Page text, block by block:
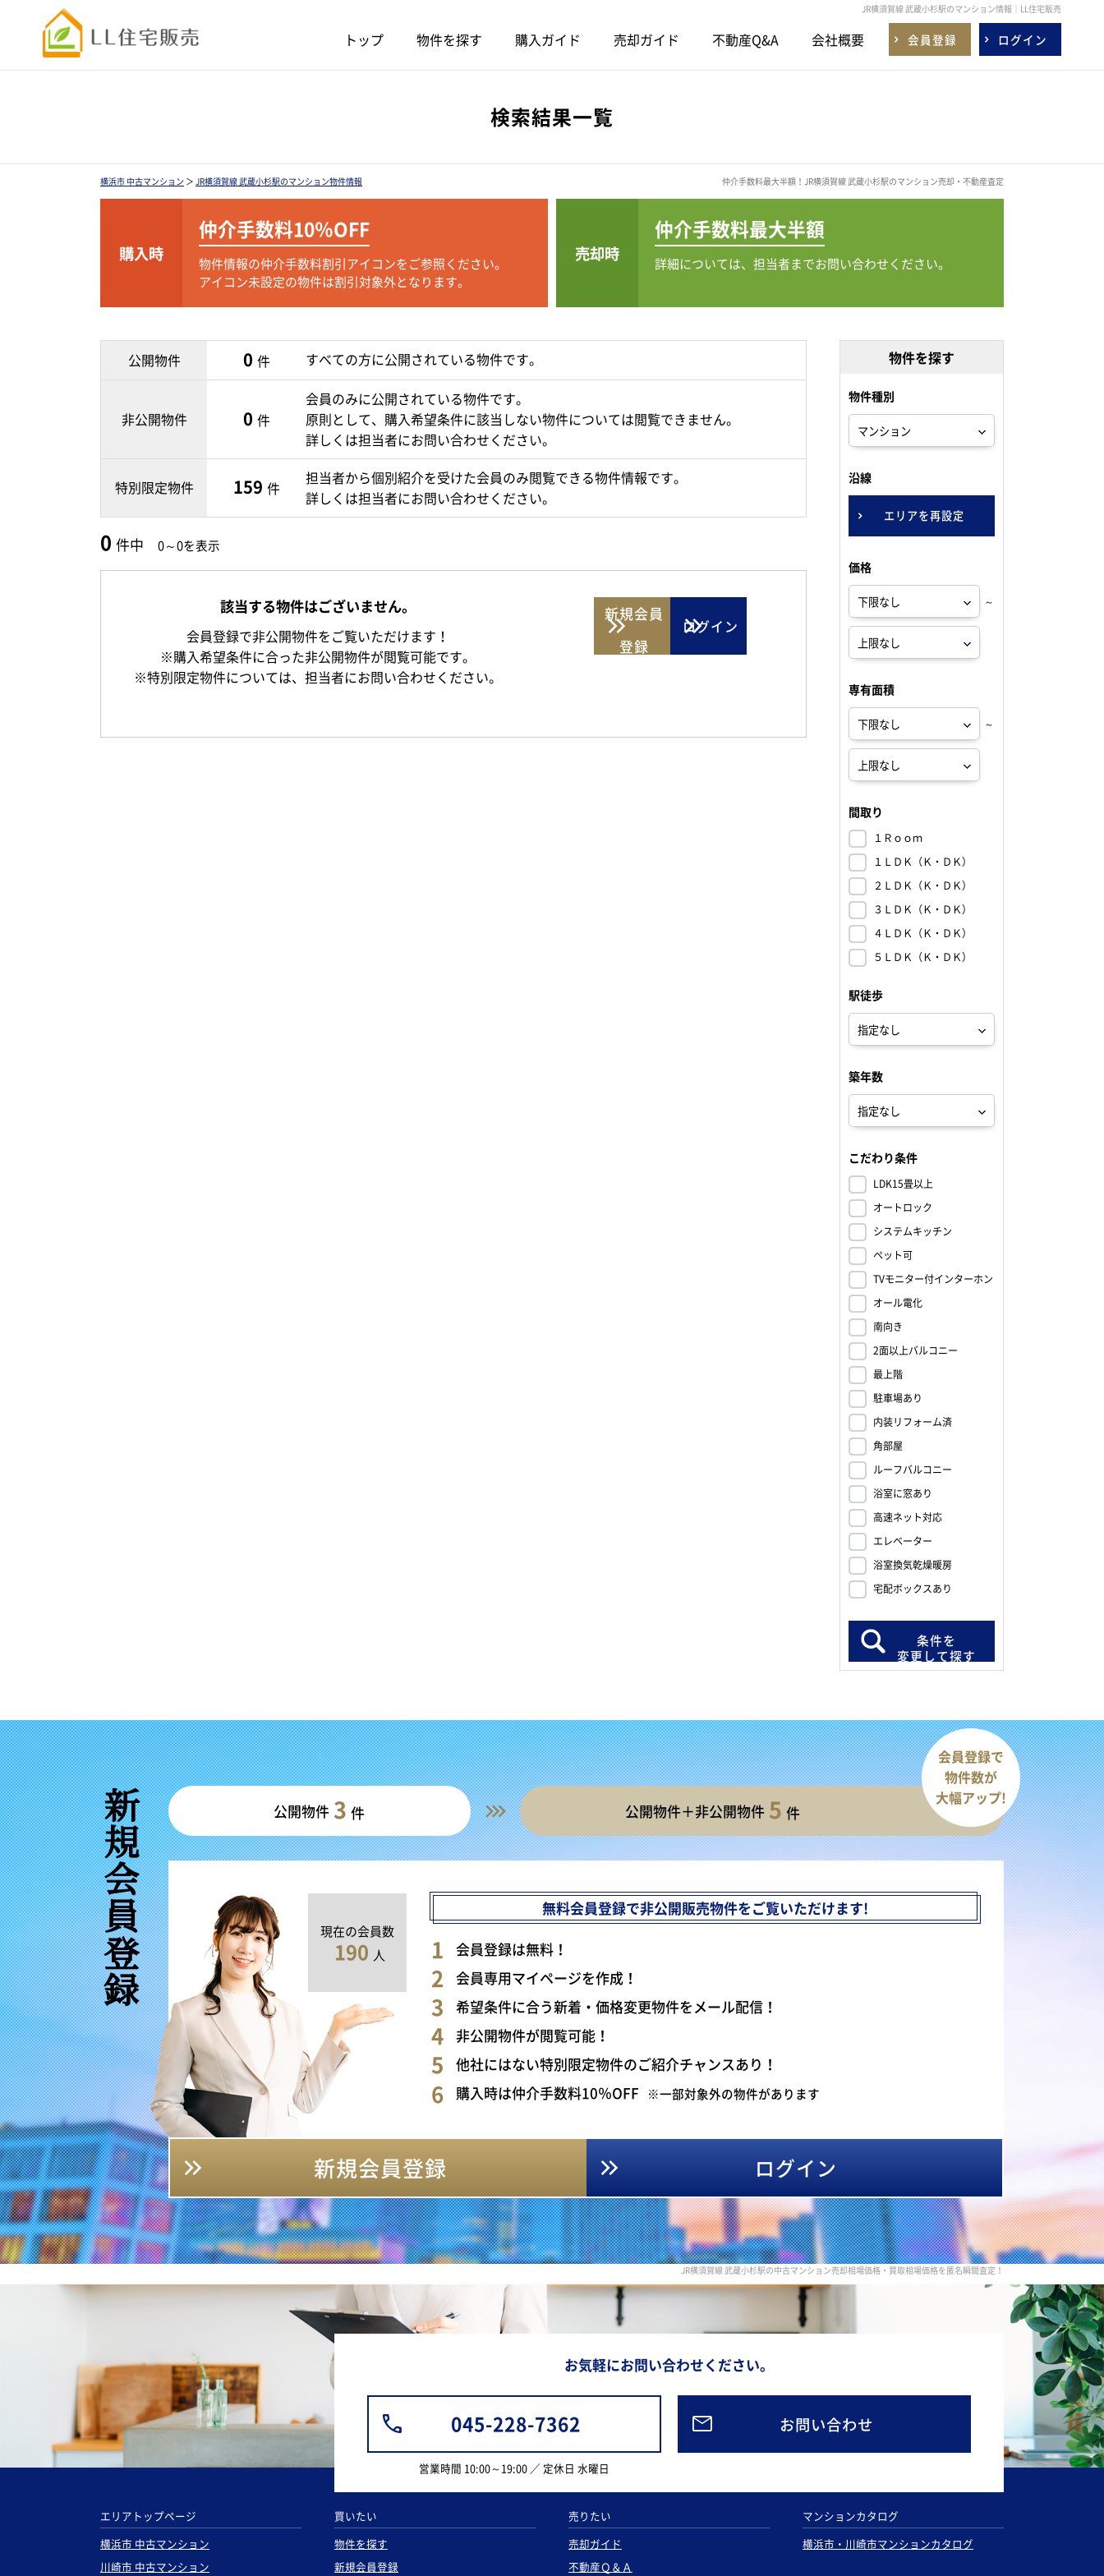
JR横須賀線 武蔵小杉駅のマンション情報｜LL住宅販売
トップ 物件を探す 購入ガイド 売却ガイド 不動産Q&A 会社概要 会員登録 ログイン
検索結果一覧
横浜市 中古マンション ＞ JR横須賀線 武蔵小杉駅のマンション物件情報 仲介手数料最大半額！JR横須賀線 武蔵小杉駅のマンション売却・不動産査定
購入時
仲介手数料10％OFF
物件情報の仲介手数料割引アイコンをご参照ください。
アイコン未設定の物件は割引対象外となります。
売却時
仲介手数料最大半額
詳細については、担当者までお問い合わせください。
公開物件 0 件 すべての方に公開されている物件です。
非公開物件 0 件
会員のみに公開されている物件です。
原則として、購入希望条件に該当しない物件については閲覧できません。
詳しくは担当者にお問い合わせください。
特別限定物件 159 件
担当者から個別紹介を受けた会員のみ閲覧できる物件情報です。
詳しくは担当者にお問い合わせください。
0 件中 0～0を表示
該当する物件はございません。
会員登録で非公開物件をご覧いただけます！
※購入希望条件に合った非公開物件が閲覧可能です。
※特別限定物件については、担当者にお問い合わせください。
新規会員
登録
ログイン
物件を探す
物件種別
沿線
エリアを再設定
価格
～
専有面積
～
間取り
１Ｒｏｏｍ
１ＬＤＫ（Ｋ・ＤＫ）
２ＬＤＫ（Ｋ・ＤＫ）
３ＬＤＫ（Ｋ・ＤＫ）
４ＬＤＫ（Ｋ・ＤＫ）
５ＬＤＫ（Ｋ・ＤＫ）
駅徒歩
築年数
こだわり条件
LDK15畳以上
オートロック
システムキッチン
ペット可
TVモニター付インターホン
オール電化
南向き
2面以上バルコニー
最上階
駐車場あり
内装リフォーム済
角部屋
ルーフバルコニー
浴室に窓あり
高速ネット対応
エレベーター
浴室換気乾燥暖房
宅配ボックスあり
条件を
変更して探す
新規会員登録 公開物件 3 件 公開物件＋非公開物件 5 件
会員登録で
物件数が
大幅アップ!
現在の会員数
190 人
無料会員登録で非公開販売物件をご覧いただけます!
会員登録は無料！
会員専用マイページを作成！
希望条件に合う新着・価格変更物件をメール配信！
非公開物件が閲覧可能！
他社にはない特別限定物件のご紹介チャンスあり！
購入時は仲介手数料10％OFF ※一部対象外の物件があります
新規会員登録 ログイン
JR横須賀線 武蔵小杉駅の中古マンション売却相場価格・買取相場価格を匿名瞬間査定！
お気軽にお問い合わせください。
045-228-7362
営業時間 10:00～19:00 ／ 定休日 水曜日
お問い合わせ
エリアトップページ
横浜市 中古マンション
川崎市 中古マンション
買いたい
物件を探す
新規会員登録
売りたい
売却ガイド
不動産Ｑ＆Ａ
マンションカタログ
横浜市・川崎市マンションカタログ